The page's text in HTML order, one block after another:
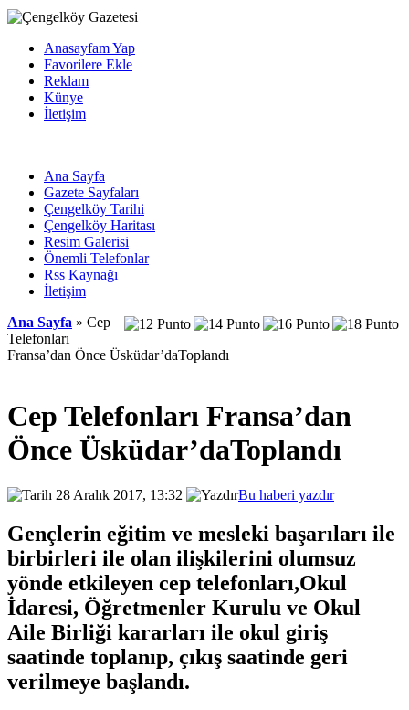
Anasayfam Yap
Favorilere Ekle
Reklam
Künye
İletişim
Ana Sayfa
Gazete Sayfaları
Çengelköy Tarihi
Çengelköy Haritası
Resim Galerisi
Önemli Telefonlar
Rss Kaynağı
İletişim
Ana Sayfa » Cep
Telefonları
Fransa’dan Önce Üsküdar’daToplandı
Cep Telefonları Fransa’dan
Önce Üsküdar’daToplandı
28 Aralık 2017, 13:32 Bu haberi yazdır
Gençlerin eğitim ve mesleki başarıları ile
birbirleri ile olan ilişkilerini olumsuz
yönde etkileyen cep telefonları,Okul
İdaresi, Öğretmenler Kurulu ve Okul
Aile Birliği kararları ile okul giriş
saatinde toplanıp, çıkış saatinde geri
verilmeye başlandı.